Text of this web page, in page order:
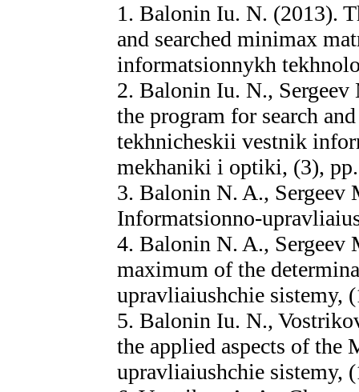
1. Balonin Iu. N. (2013).
and searched minimax
informatsionnykh
2. Balonin Iu. N.,
the program for search
tekhnicheskii vestnik
mekhaniki i optiki, (3),
3. Balonin N. A.,
Informatsionno-
4. Balonin N. A.,
maximum of the
upravliaiushchie sistemy,
5. Balonin Iu. N.,
the applied aspects of the
upravliaiushchie sistemy,